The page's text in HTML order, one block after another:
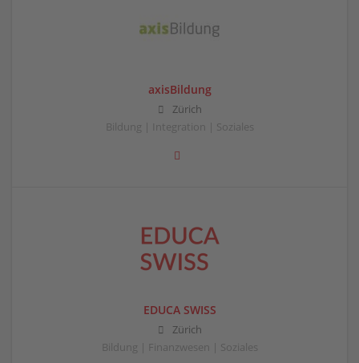
axisBildung
Zürich
Bildung | Integration | Soziales
EDUCA SWISS
Zürich
Bildung | Finanzwesen | Soziales